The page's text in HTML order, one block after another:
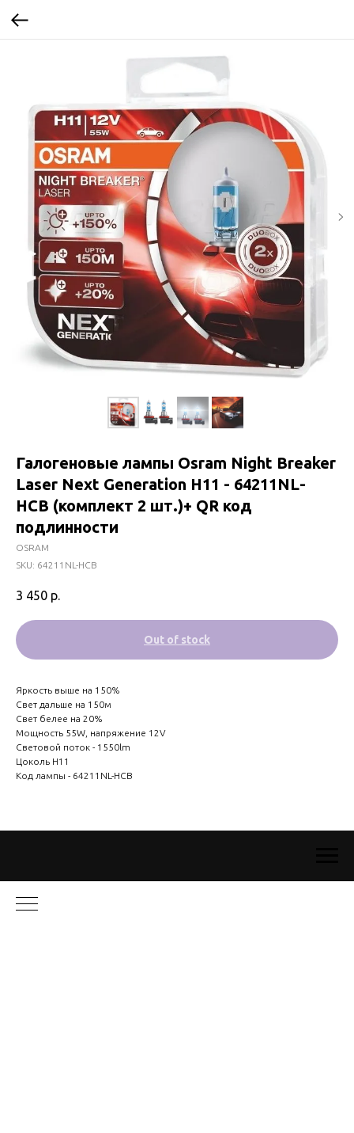
Галогеновые лампы Osram Night Breaker
Laser Next Generation H11 - 64211NL-
HCB (комплект 2 шт.)+ QR код
подлинности
OSRAM
SKU: 64211NL-HCB
3 450 р.
Out of stock
Яркость выше на 150%
Свет дальше на 150м
Свет белее на 20%
Мощность 55W, напряжение 12V
Световой поток - 1550lm
Цоколь Н11
Код лампы - 64211NL-HCB